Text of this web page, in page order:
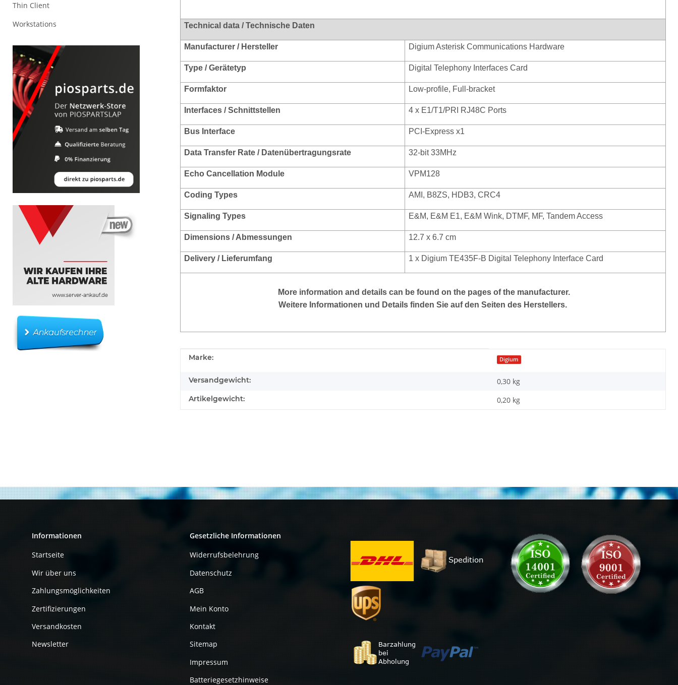
Technical data / Technische Daten
Manufacturer / Hersteller Digium Asterisk Communications Hardware
Type / Gerätetyp Digital Telephony Interfaces Card
Formfaktor Low-profile, Full-bracket
Interfaces / Schnittstellen 4 x E1/T1/PRI RJ48C Ports
Bus Interface PCI-Express x1
Data Transfer Rate / Datenübertragungsrate 32-bit 33MHz
Echo Cancellation Module VPM128
Coding Types AMI, B8ZS, HDB3, CRC4
Signaling Types E&M, E&M E1, E&M Wink, DTMF, MF, Tandem Access
Dimensions / Abmessungen 12.7 x 6.7 cm
Delivery / Lieferumfang 1 x Digium TE435F-B Digital Telephony Interface Card
Moreinformation and details can be found on the pages of the manufacturer.
Weitere Informationen und Details finden Sie auf den Seiten des Herstellers.
Produkteigenschaft
Wert
Marke: Digium
Versandgewicht: 0,30 kg
Artikelgewicht: 0,20 kg
Thin Client
Workstations
Informationen
Startseite
Wir über uns
Zahlungsmöglichkeiten
Zertifizierungen
Versandkosten
Newsletter
Gesetzliche Informationen
Widerrufsbelehrung
Datenschutz
AGB
Mein Konto
Kontakt
Sitemap
Impressum
Batteriegesetzhinweise